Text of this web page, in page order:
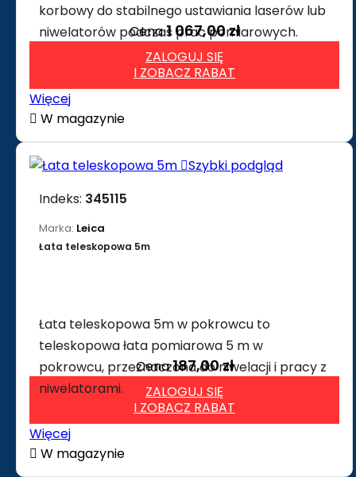
korbowy do stabilnego ustawiania laserów lub
niwelatorów podczas prac pomiarowych.
Cena1 067,00 zł
ZALOGUJ SIĘ
I ZOBACZ RABAT
Więcej
 W magazynie
Szybki podgląd
Indeks: 345115
Marka: Leica
Łata teleskopowa 5m
Łata teleskopowa 5m w pokrowcu to
teleskopowa łata pomiarowa 5 m w
pokrowcu, przeznaczona do niwelacji i pracy z
niwelatorami.
Cena187,00 zł
ZALOGUJ SIĘ
I ZOBACZ RABAT
Więcej
 W magazynie